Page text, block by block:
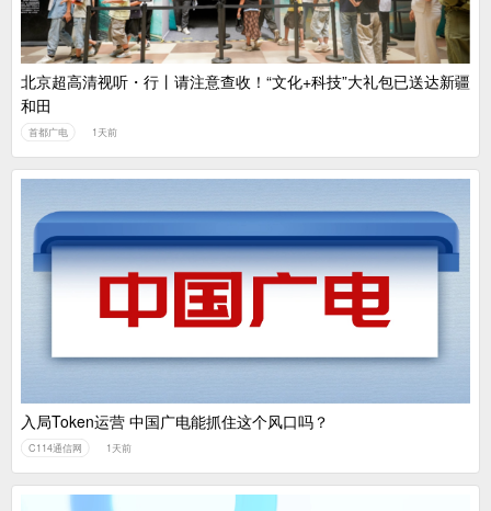
北京超高清视听・行丨请注意查收！“文化+科技”大礼包已送达新疆
和田
首都广电 1天前
入局Token运营 中国广电能抓住这个风口吗？
C114通信网 1天前